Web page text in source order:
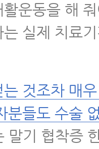
운동을 해
실제 치료
것조차 매
분들도 수술
말기 협착증